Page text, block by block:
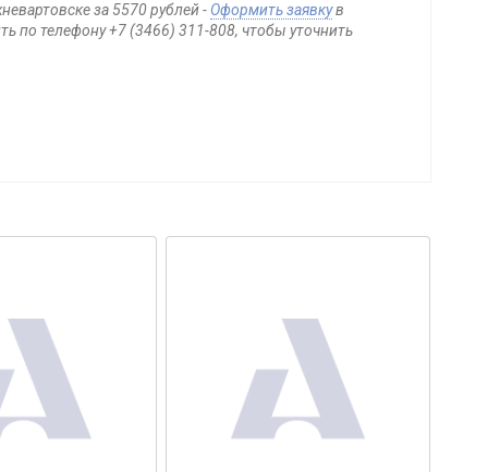
за 5570 рублей - Оформить заявкув
по телефону +7 (3466) 311-808, чтобы уточнить